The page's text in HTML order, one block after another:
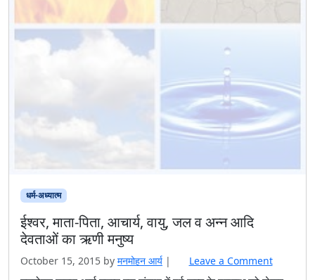
धर्म-अध्यात्म
ईश्वर, माता-पिता, आचार्य, वायु, जल व अन्न आदि
देवताओं का ऋणी मनुष्य
October 15, 2015 by मनमोहन आर्य | Leave a Comment